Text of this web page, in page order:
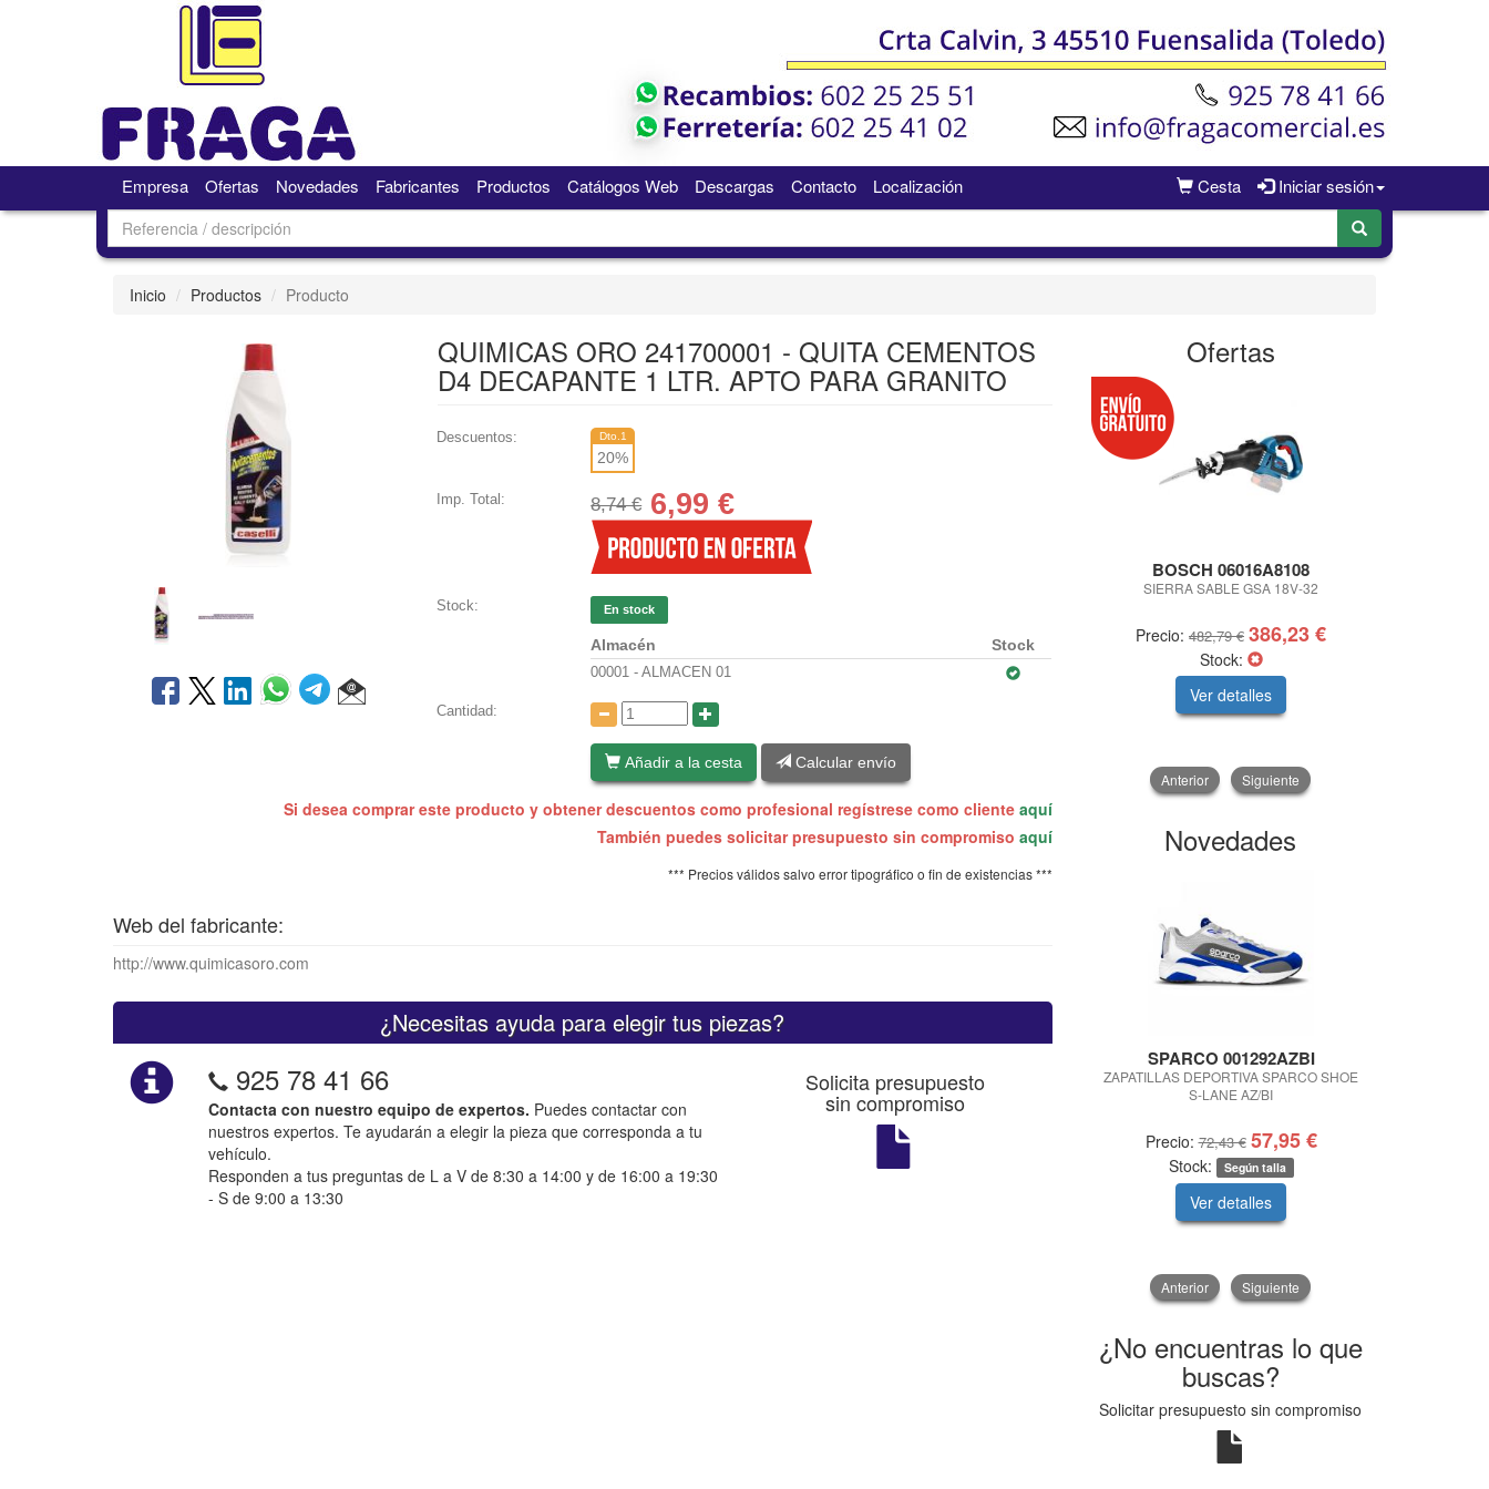
Cesta Iniciar sesión
Empresa Ofertas Novedades Fabricantes Productos Catálogos Web Descargas Contacto Localización
Inicio Productos Producto
QUIMICAS ORO 241700001 - QUITA CEMENTOS
D4 DECAPANTE 1 LTR. APTO PARA GRANITO
Descuentos: Dto.1
20%
Imp. Total: 8,74 € 6,99 €
Stock: En stock
Almacén Stock
00001 - ALMACEN 01
Cantidad:
Añadir a la cesta Calcular envío
Si desea comprar este producto y obtener descuentos como profesional regístrese como cliente aquí
También puedes solicitar presupuesto sin compromiso aquí
*** Precios válidos salvo error tipográfico o fin de existencias ***
Web del fabricante:
http://www.quimicasoro.com
¿Necesitas ayuda para elegir tus piezas?
925 78 41 66
Contacta con nuestro equipo de expertos. Puedes contactar con
nuestros expertos. Te ayudarán a elegir la pieza que corresponda a tu
vehículo.
Responden a tus preguntas de L a V de 8:30 a 14:00 y de 16:00 a 19:30
- S de 9:00 a 13:30
Solicita presupuesto
sin compromiso
Ofertas
BOSCH 06016A8108
SIERRA SABLE GSA 18V-32
Precio: 482,79 € 386,23 €
Stock:
Ver detalles
Anterior Siguiente
Novedades
SPARCO 001292AZBI
ZAPATILLAS DEPORTIVA SPARCO SHOE
S-LANE AZ/BI
Precio:72,43 € 57,95 €
Stock: Según talla
Ver detalles
Anterior Siguiente
¿No encuentras lo que
buscas?
Solicitar presupuesto sin compromiso